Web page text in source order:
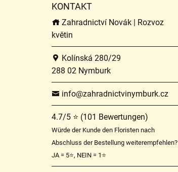
KONTAKT
Zahradnictví Novák | Rozvoz
květin
Kolínská 280/29
288 02 Nymburk
info@zahradnictvinymburk.cz
4.7/5 ⭐ (101 Bewertungen)
Würde der Kunde den Floristen nach
Abschluss der Bestellung weiterempfehlen?
JA = 5⭐, NEIN = 1⭐